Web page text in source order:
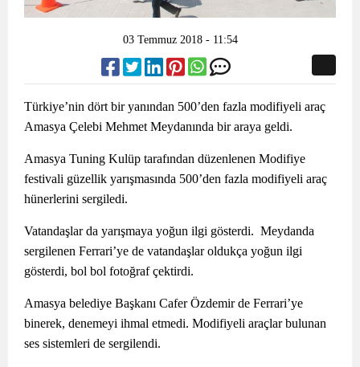
03 Temmuz 2018 - 11:54
Türkiye’nin dört bir yanından 500’den fazla modifiyeli araç
Amasya Çelebi Mehmet Meydanında bir araya geldi.
Amasya Tuning Kulüp tarafından düzenlenen Modifiye
festivali güzellik yarışmasında 500’den fazla modifiyeli araç
hünerlerini sergiledi.
Vatandaşlar da yarışmaya yoğun ilgi gösterdi. Meydanda
sergilenen Ferrari’ye de vatandaşlar oldukça yoğun ilgi
gösterdi, bol bol fotoğraf çektirdi.
Amasya belediye Başkanı Cafer Özdemir de Ferrari’ye
binerek, denemeyi ihmal etmedi. Modifiyeli araçlar bulunan
ses sistemleri de sergilendi.